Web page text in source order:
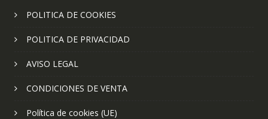
POLITICA DE COOKIES
POLITICA DE PRIVACIDAD
AVISO LEGAL
CONDICIONES DE VENTA
Política de cookies (UE)